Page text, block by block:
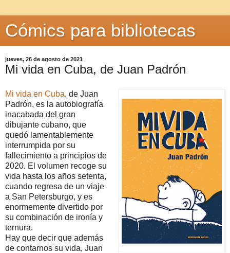
Cómics para bibliotecas
jueves, 26 de agosto de 2021
Mi vida en Cuba, de Juan Padrón
Mi vida en Cuba, de Juan
Padrón, es la autobiografía
inacabada del gran
dibujante cubano, que
quedó lamentablemente
interrumpida por su
fallecimiento a principios de
2020. El volumen recoge su
vida hasta los años setenta,
cuando regresa de un viaje
a San Petersburgo, y es
enormemente divertido por
su combinación de ironía y
ternura.
Hay que decir que además
de contarnos su vida, Juan